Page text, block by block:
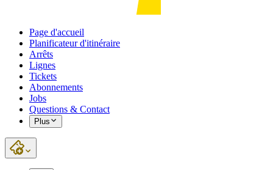
Page d'accueil
Planificateur d'itinéraire
Arrêts
Lignes
Tickets
Abonnements
Jobs
Questions & Contact
Plus